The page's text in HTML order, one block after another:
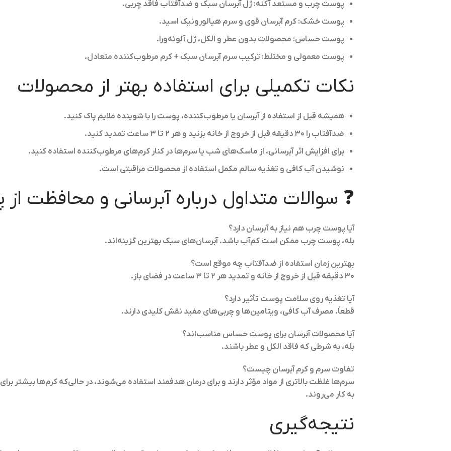
پوست چرب و مستعد آکنه: ژل آبرسان سبک و ضدآفتاب فاقد چربی.
پوست خشک: کرم آبرسان قوی و سرم هیالورونیک اسید.
پوست حساس: محصولات بدون عطر و الکل، ژل آلوئه‌ورا.
پوست معمولی و مختلط: ترکیب سرم آبرسان سبک + کرم مرطوب‌کننده متعادل.
نکات تکمیلی برای استفاده بهتر از محصولات
همیشه قبل از استفاده از آبرسان یا مرطوب‌کننده، پوست را با شوینده ملایم پاک کنید.
ضدآفتاب را ۳۰ دقیقه قبل از خروج از خانه بزنید و هر ۲ تا ۳ ساعت تمدید کنید.
برای افزایش اثر آبرسانی، از ماسک‌های شب یا سرم‌ها در کنار کرم‌های مرطوب‌کننده استفاده کنید.
نوشیدن آب کافی و تغذیه سالم مکمل استفاده از محصولات مراقبتی است.
❓ سوالات متداول درباره آبرسانی و محافظت
آیا پوست چرب هم نیاز به آبرسان دارد؟
بله، پوست چرب ممکن است کم‌آب باشد. آبرسان‌های سبک بهترین گزینه‌اند.
بهترین زمان استفاده از ضدآفتاب چه موقع است؟
۳۰ دقیقه قبل از خروج از خانه و تمدید هر ۲ تا ۳ ساعت در فضای باز.
آیا تغذیه روی سلامت پوست تأثیر دارد؟
قطعاً. مصرف آب کافی، ویتامین‌ها و چربی‌های مفید نقش کلیدی دارند.
آیا محصولات آبرسان برای پوست حساس مناسب‌اند؟
بله، به شرطی که فاقد الکل و عطر باشند.
تفاوت سرم و کرم آبرسان چیست؟
سرم‌ها غلظت بالاتری از مواد مؤثر دارند و برای درمان هدفمند استفاده می‌شوند، در حالی‌که کرم‌ها بیشتر
به کار می‌روند.
نتیجه‌گیری